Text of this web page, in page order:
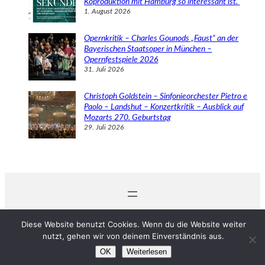
1. August 2026
Opernkritik – Charles Gounods „Faust“ an der
Bayerischen Staatsoper in München –
Opernfestspiele 2026
31. Juli 2026
Christoph Goldstein – Sinfonieorchester Pietro e
Paolo – Landshut – Konzertkritik – Ausblick auf
Mozarts 270. Geburtstag
29. Juli 2026
Diese Website benutzt Cookies. Wenn du die Website weiter
nutzt, gehen wir von deinem Einverständnis aus.
OK Weiterlesen